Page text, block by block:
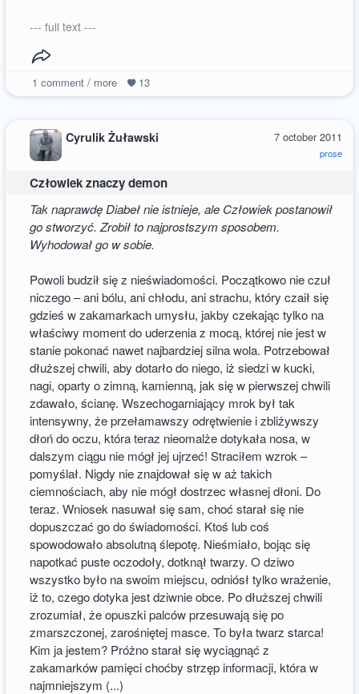
--- full text ---
1 comment / more 13
7 october 2011
prose
Cyrulik Żuławski
Człowiek znaczy demon
Tak naprawdę Diabeł nie istnieje, ale Człowiek postanowił
go stworzyć. Zrobił to najprostszym sposobem.
Wyhodował go w sobie.
Powoli budził się z nieświadomości. Początkowo nie czuł
niczego – ani bólu, ani chłodu, ani strachu, który czaił się
gdzieś w zakamarkach umysłu, jakby czekając tylko na
właściwy moment do uderzenia z mocą, której nie jest w
stanie pokonać nawet najbardziej silna wola. Potrzebował
dłuższej chwili, aby dotarło do niego, iż siedzi w kucki,
nagi, oparty o zimną, kamienną, jak się w pierwszej chwili
zdawało, ścianę. Wszechogarniający mrok był tak
intensywny, że przełamawszy odrętwienie i zbliżywszy
dłoń do oczu, która teraz nieomalże dotykała nosa, w
dalszym ciągu nie mógł jej ujrzeć! Straciłem wzrok –
pomyślał. Nigdy nie znajdował się w aż takich
ciemnościach, aby nie mógł dostrzec własnej dłoni. Do
teraz. Wniosek nasuwał się sam, choć starał się nie
dopuszczać go do świadomości. Ktoś lub coś
spowodowało absolutną ślepotę. Nieśmiało, bojąc się
napotkać puste oczodoły, dotknął twarzy. O dziwo
wszystko było na swoim miejscu, odniósł tylko wrażenie,
iż to, czego dotyka jest dziwnie obce. Po dłuższej chwili
zrozumiał, że opuszki palców przesuwają się po
zmarszczonej, zarośniętej masce. To była twarz starca!
Kim ja jestem? Próżno starał się wyciągnąć z
zakamarków pamięci choćby strzęp informacji, która w
najmniejszym (...)